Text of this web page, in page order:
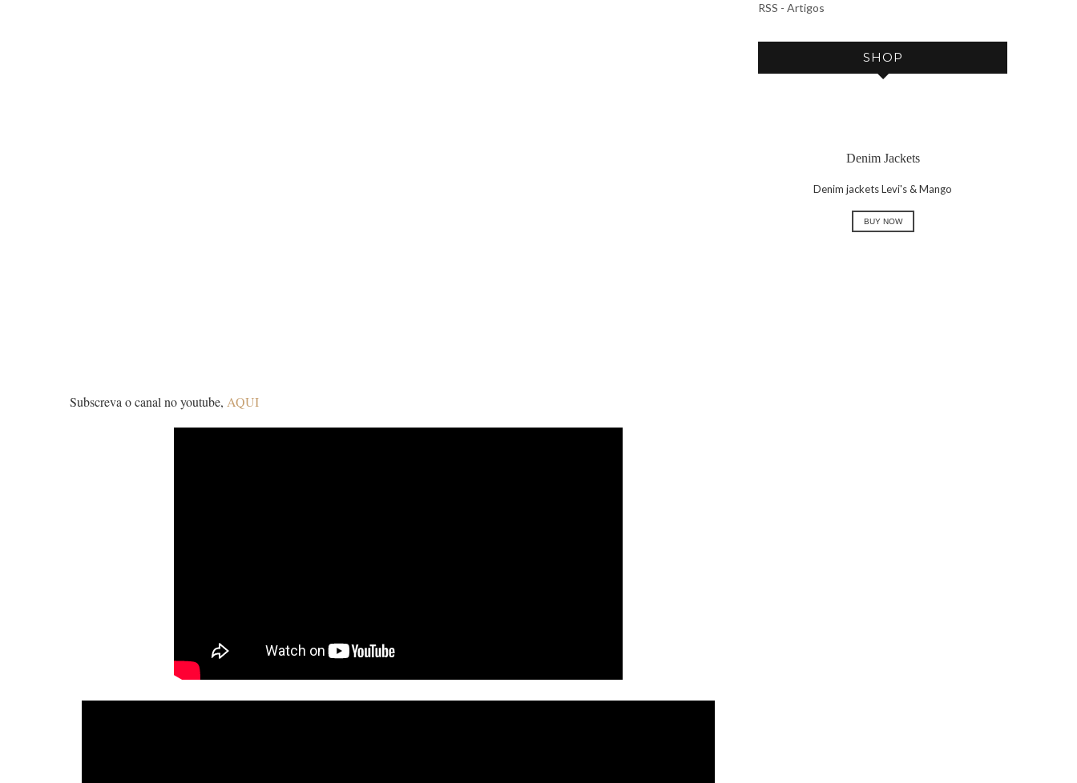
Subscreva o canal no youtube, AQUI
V
RSS - Artigos
SHOP
Denim Jackets
Denim jackets Levi's & Mango
BUY NOW